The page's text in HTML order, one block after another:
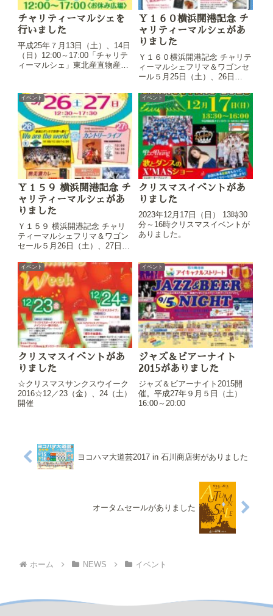
チャリティーマルシェを
行いました
平成25年７月13日（土）、14日
（日）12:00～17:00「チャリテ
ィーマルシェ」東北産直物産市
Ｙ１６０横浜開港記念 チ
ャリティーマルシェがあ
りました
Ｙ１６０横浜開港記念 チャリテ
ィーマルシェフリマ＆ワゴンセ
ール５月25日（土）、26日
イベント
Ｙ１５９ 横浜開港記念 チ
ャリティーマルシェがあ
りました
Ｙ１５９ 横浜開港記念 チャリ
ティーマルシェフリマ＆ワゴン
セール５月26日（土）、27日
イベント
クリスマスイベントがあ
りました
2023年12月17日（日） 13時30
分～16時クリスマスイベントが
ありました。
イベント
クリスマスイベントがあ
りました
☆クリスマスサンクスウイーク
2016☆12／23（金）、24（土）
開催
イベント
ジャズ＆ビアーナイト
2015がありました
ジャズ＆ビアーナイト2015開
催。平成27年９月５日（土）
16:00～20:00
ヨコハマ大道芸2017 in 石川商店街がありました
オータムセールがありました
ホーム NEWS イベント